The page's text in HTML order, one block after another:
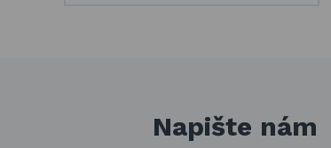
Napište nám